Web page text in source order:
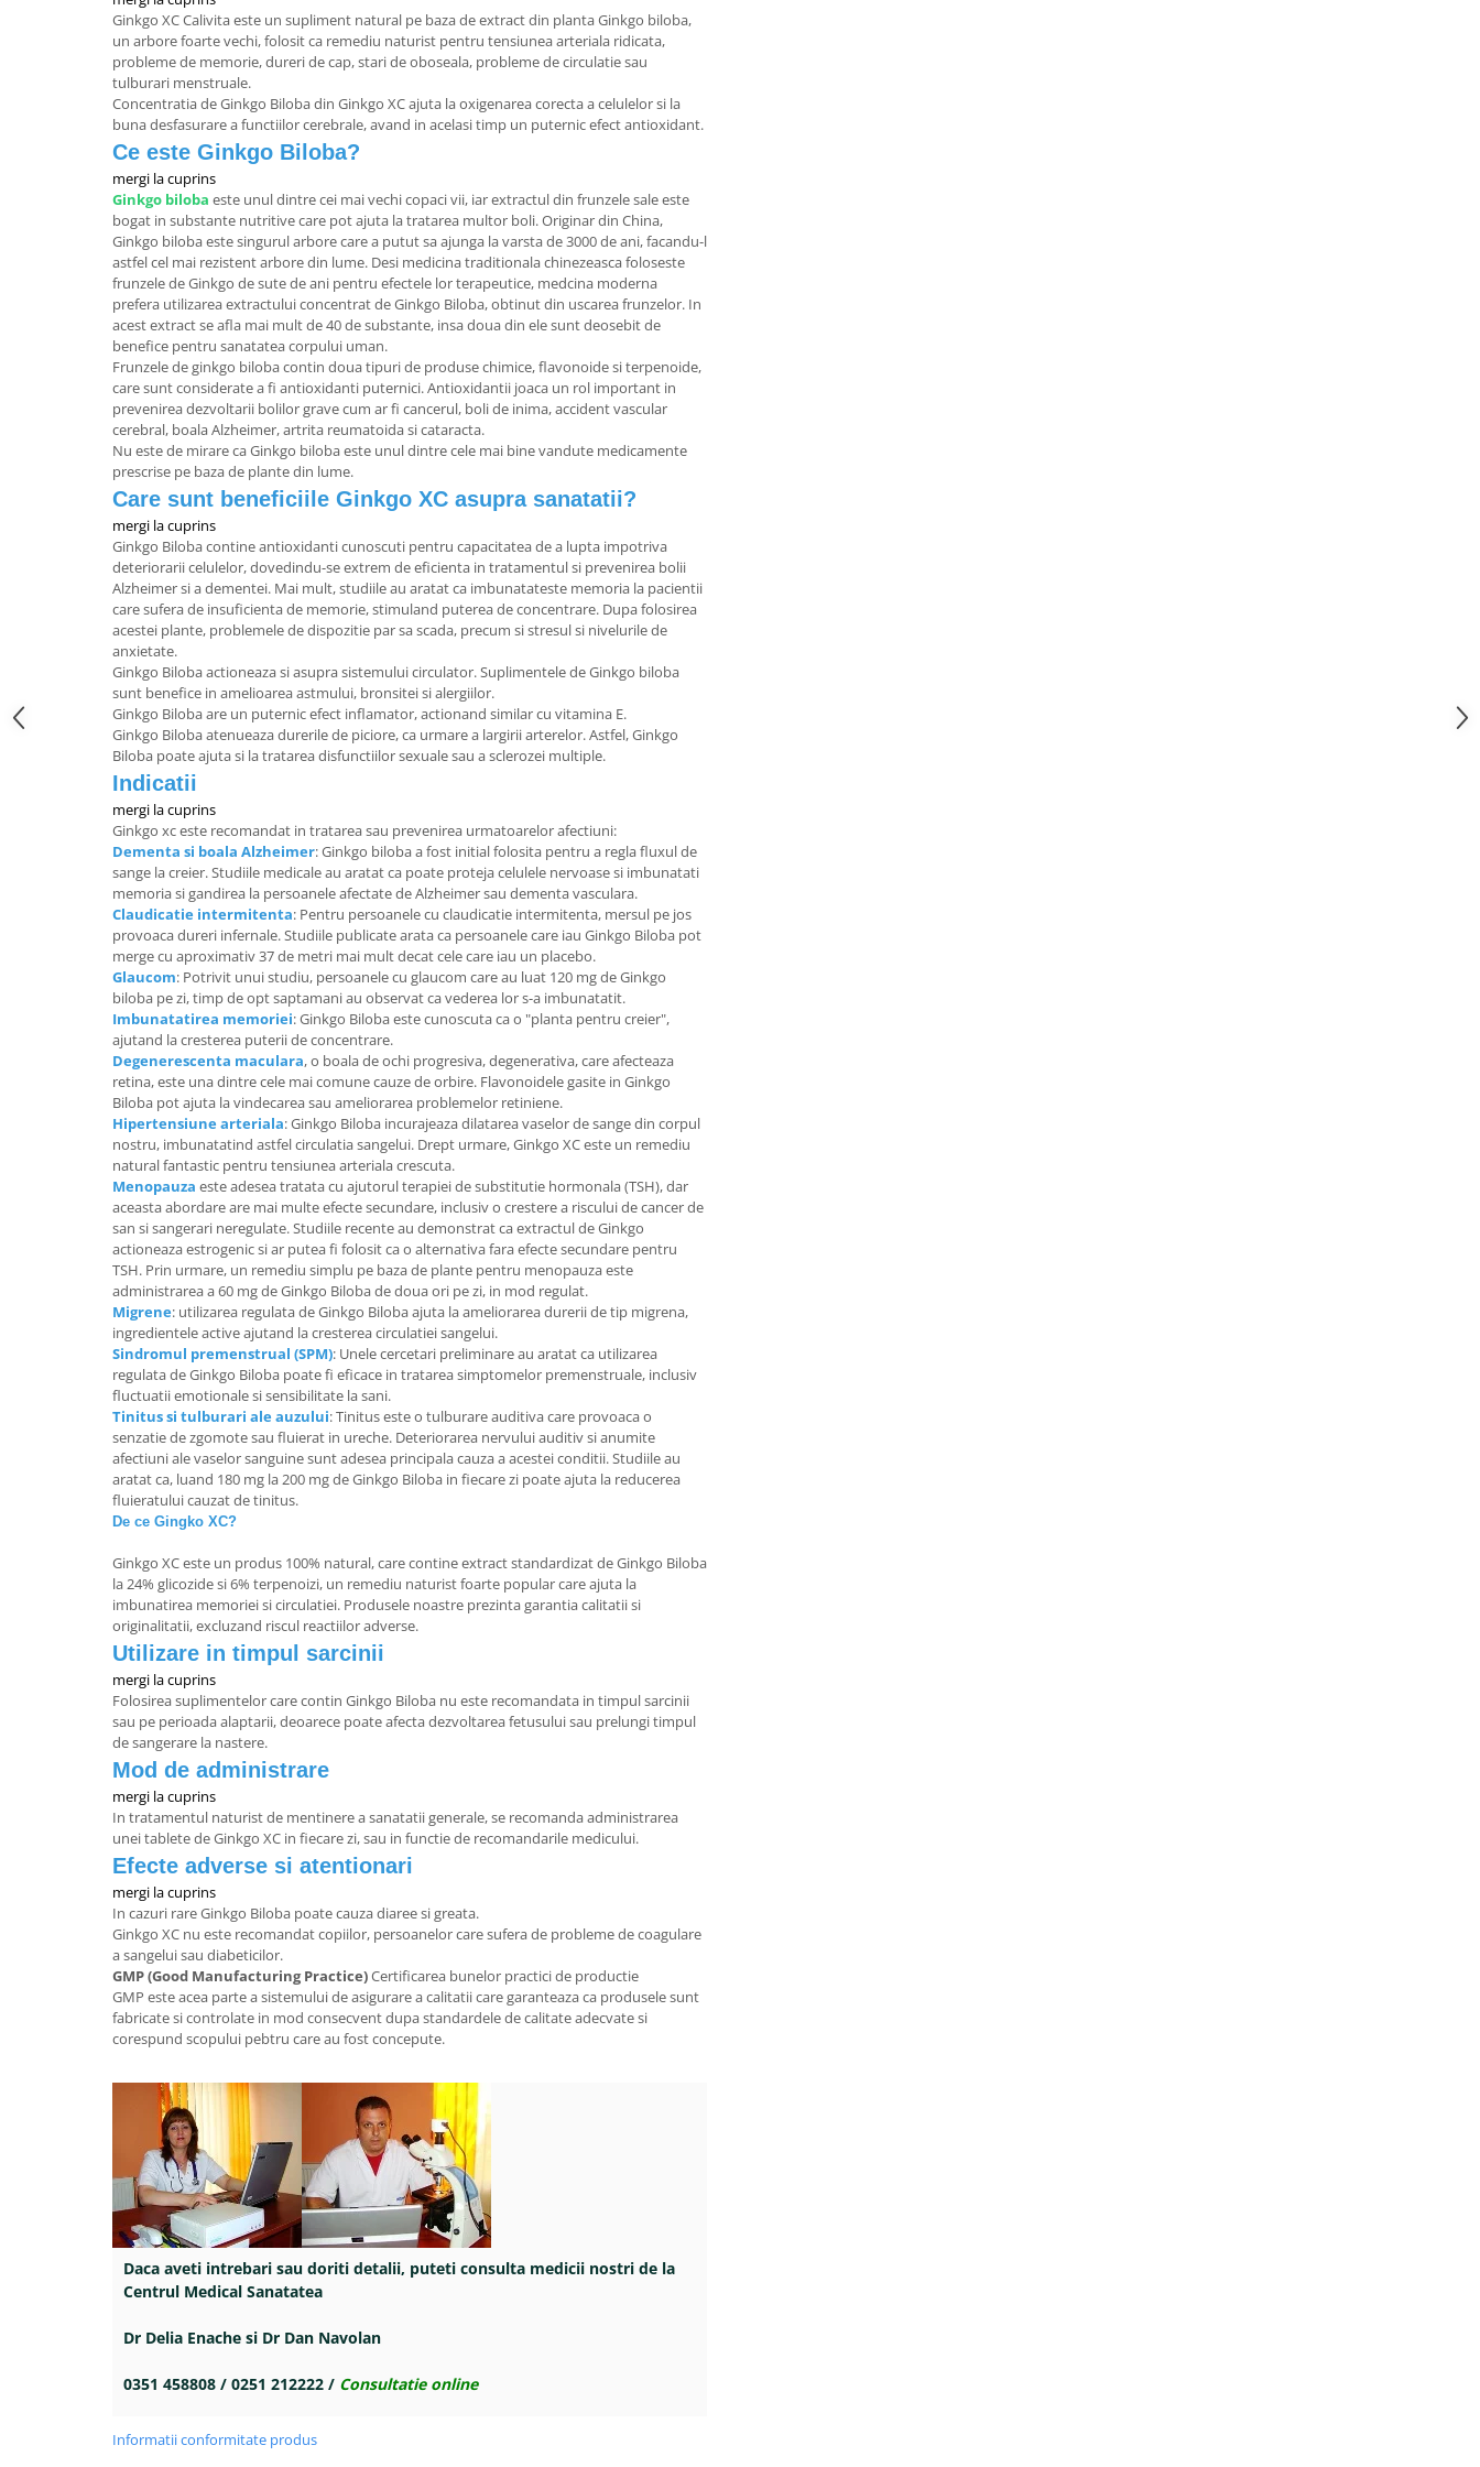
Ginkgo XC Calivita este un supliment natural pe baza de extract din planta Ginkgo biloba,
un arbore foarte vechi, folosit ca remediu naturist pentru tensiunea arteriala ridicata,
probleme de memorie, dureri de cap, stari de oboseala, probleme de circulatie sau
tulburari menstruale.
Concentratia de Ginkgo Biloba din Ginkgo XC ajuta la oxigenarea corecta a celulelor si la
buna desfasurare a functiilor cerebrale, avand in acelasi timp un puternic efect antioxidant.
Ce este Ginkgo Biloba?
mergi la cuprins
Ginkgo biloba este unul dintre cei mai vechi copaci vii, iar extractul din frunzele sale este
bogat in substante nutritive care pot ajuta la tratarea multor boli. Originar din China,
Ginkgo biloba este singurul arbore care a putut sa ajunga la varsta de 3000 de ani, facandu-l
astfel cel mai rezistent arbore din lume. Desi medicina traditionala chinezeasca foloseste
frunzele de Ginkgo de sute de ani pentru efectele lor terapeutice, medcina moderna
prefera utilizarea extractului concentrat de Ginkgo Biloba, obtinut din uscarea frunzelor. In
acest extract se afla mai mult de 40 de substante, insa doua din ele sunt deosebit de
benefice pentru sanatatea corpului uman.
Frunzele de ginkgo biloba contin doua tipuri de produse chimice, flavonoide si terpenoide,
care sunt considerate a fi antioxidanti puternici. Antioxidantii joaca un rol important in
prevenirea dezvoltarii bolilor grave cum ar fi cancerul, boli de inima, accident vascular
cerebral, boala Alzheimer, artrita reumatoida si cataracta.
Nu este de mirare ca Ginkgo biloba este unul dintre cele mai bine vandute medicamente
prescrise pe baza de plante din lume.
Care sunt beneficiile Ginkgo XC asupra sanatatii?
mergi la cuprins
Ginkgo Biloba contine antioxidanti cunoscuti pentru capacitatea de a lupta impotriva
deteriorarii celulelor, dovedindu-se extrem de eficienta in tratamentul si prevenirea bolii
Alzheimer si a dementei. Mai mult, studiile au aratat ca imbunatateste memoria la pacientii
care sufera de insuficienta de memorie, stimuland puterea de concentrare. Dupa folosirea
acestei plante, problemele de dispozitie par sa scada, precum si stresul si nivelurile de
anxietate.
Ginkgo Biloba actioneaza si asupra sistemului circulator. Suplimentele de Ginkgo biloba
sunt benefice in amelioarea astmului, bronsitei si alergiilor.
Ginkgo Biloba are un puternic efect inflamator, actionand similar cu vitamina E.
Ginkgo Biloba atenueaza durerile de piciore, ca urmare a largirii arterelor. Astfel, Ginkgo
Biloba poate ajuta si la tratarea disfunctiilor sexuale sau a sclerozei multiple.
Indicatii
mergi la cuprins
Ginkgo xc este recomandat in tratarea sau prevenirea urmatoarelor afectiuni:
Dementa si boala Alzheimer: Ginkgo biloba a fost initial folosita pentru a regla fluxul de
sange la creier. Studiile medicale au aratat ca poate proteja celulele nervoase si imbunatati
memoria si gandirea la persoanele afectate de Alzheimer sau dementa vasculara.
Claudicatie intermitenta: Pentru persoanele cu claudicatie intermitenta, mersul pe jos
provoaca dureri infernale. Studiile publicate arata ca persoanele care iau Ginkgo Biloba pot
merge cu aproximativ 37 de metri mai mult decat cele care iau un placebo.
Glaucom: Potrivit unui studiu, persoanele cu glaucom care au luat 120 mg de Ginkgo
biloba pe zi, timp de opt saptamani au observat ca vederea lor s-a imbunatatit.
Imbunatatirea memoriei: Ginkgo Biloba este cunoscuta ca o "planta pentru creier",
ajutand la cresterea puterii de concentrare.
Degenerescenta maculara, o boala de ochi progresiva, degenerativa, care afecteaza
retina, este una dintre cele mai comune cauze de orbire. Flavonoidele gasite in Ginkgo
Biloba pot ajuta la vindecarea sau ameliorarea problemelor retiniene.
Hipertensiune arteriala: Ginkgo Biloba incurajeaza dilatarea vaselor de sange din corpul
nostru, imbunatatind astfel circulatia sangelui. Drept urmare, Ginkgo XC este un remediu
natural fantastic pentru tensiunea arteriala crescuta.
Menopauza este adesea tratata cu ajutorul terapiei de substitutie hormonala (TSH), dar
aceasta abordare are mai multe efecte secundare, inclusiv o crestere a riscului de cancer de
san si sangerari neregulate. Studiile recente au demonstrat ca extractul de Ginkgo
actioneaza estrogenic si ar putea fi folosit ca o alternativa fara efecte secundare pentru
TSH. Prin urmare, un remediu simplu pe baza de plante pentru menopauza este
administrarea a 60 mg de Ginkgo Biloba de doua ori pe zi, in mod regulat.
Migrene: utilizarea regulata de Ginkgo Biloba ajuta la ameliorarea durerii de tip migrena,
ingredientele active ajutand la cresterea circulatiei sangelui.
Sindromul premenstrual (SPM): Unele cercetari preliminare au aratat ca utilizarea
regulata de Ginkgo Biloba poate fi eficace in tratarea simptomelor premenstruale, inclusiv
fluctuatii emotionale si sensibilitate la sani.
Tinitus si tulburari ale auzului: Tinitus este o tulburare auditiva care provoaca o
senzatie de zgomote sau fluierat in ureche. Deteriorarea nervului auditiv si anumite
afectiuni ale vaselor sanguine sunt adesea principala cauza a acestei conditii. Studiile au
aratat ca, luand 180 mg la 200 mg de Ginkgo Biloba in fiecare zi poate ajuta la reducerea
fluieratului cauzat de tinitus.
De ce Gingko XC?
Ginkgo XC este un produs 100% natural, care contine extract standardizat de Ginkgo Biloba
la 24% glicozide si 6% terpenoizi, un remediu naturist foarte popular care ajuta la
imbunatirea memoriei si circulatiei. Produsele noastre prezinta garantia calitatii si
originalitatii, excluzand riscul reactiilor adverse.
Utilizare in timpul sarcinii
mergi la cuprins
Folosirea suplimentelor care contin Ginkgo Biloba nu este recomandata in timpul sarcinii
sau pe perioada alaptarii, deoarece poate afecta dezvoltarea fetusului sau prelungi timpul
de sangerare la nastere.
Mod de administrare
mergi la cuprins
In tratamentul naturist de mentinere a sanatatii generale, se recomanda administrarea
unei tablete de Ginkgo XC in fiecare zi, sau in functie de recomandarile medicului.
Efecte adverse si atentionari
mergi la cuprins
In cazuri rare Ginkgo Biloba poate cauza diaree si greata.
Ginkgo XC nu este recomandat copiilor, persoanelor care sufera de probleme de coagulare
a sangelui sau diabeticilor.
GMP (Good Manufacturing Practice)Certificarea bunelor practici de productie
GMP este acea parte a sistemului de asigurare a calitatii care garanteaza ca produsele sunt
fabricate si controlate in mod consecvent dupa standardele de calitate adecvate si
corespund scopului pebtru care au fost concepute.
Daca aveti intrebari sau doriti detalii, puteti consulta medicii nostri de la
Centrul Medical Sanatatea
Dr Delia Enache si Dr Dan Navolan
0351 458808 / 0251 212222 / Consultatie online
Informatii conformitate produs